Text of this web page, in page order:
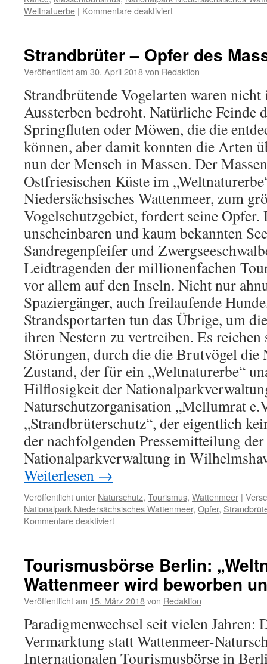
Weltnatuerbe | Kommentare deaktiviertfür
noch
alle
im
Schrank?
Strandbrüter – Opfer des
Veröffentlicht am 30. April 2018von Redaktion
Strandbrütende Vogelarten waren
Aussterben bedroht. Natürliche Feinde
Springfluten oder Möwen, die die
können, aber damit konnten die Arten
nun der Mensch in Massen. Der
Ostfriesischen Küste im
Niedersächsisches Wattenmeer, zum
Vogelschutzgebiet, fordert seine Opfer.
unscheinbaren und kaum bekannten
Sandregenpfeifer und
Leidtragenden der millionenfachen
vor allem auf den Inseln. Nicht nur
Spaziergänger, auch freilaufende
Strandsportarten tun das Übrige, um
ihren Nestern zu vertreiben. Es reichen
Störungen, durch die die Brutvögel die
Zustand, der für ein „Weltnaturerbe“
Hilflosigkeit der
Naturschutzorganisation „Mellumrat
„Strandbrüterschutz“, der eigentlich
der nachfolgenden Pressemitteilung der
Nationalparkverwaltung in
Weiterlesen →
Veröffentlicht unter Naturschutz, Tourismus, Wattenmeer |
Nationalpark Niedersächsisches Wattenmeer, Opfer,
Kommentare deaktiviertfür
des
Massentourismus
Tourismusbörse Berlin:
Wattenmeer wird beworben
Veröffentlicht am 15. März 2018von Redaktion
Paradigmenwechsel seit vielen Jahren:
Vermarktung statt Wattenmeer-
Internationalen Tourismusbörse in